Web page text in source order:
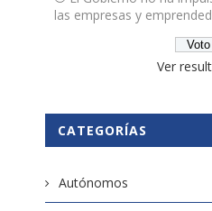
las empresas y
Ver
CATEGORÍAS
Autónomos